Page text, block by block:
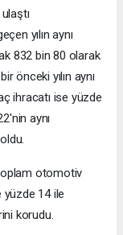
yılın aynı
832 bin 80 olarak
önceki yılın aynı
ihracatı ise yüzde
aynı
otomotiv
yüzde 14 ile
korudu.